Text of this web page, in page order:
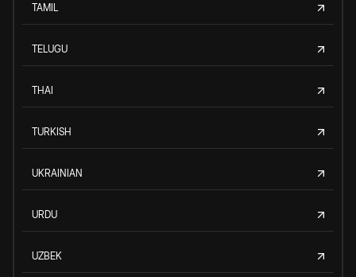
TAMIL
TELUGU
THAI
TURKISH
UKRAINIAN
URDU
UZBEK